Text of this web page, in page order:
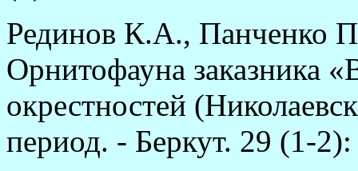
Рединов К.А., Панченко
Орнитофауна заказника
окрестностей
период. - Беркут. 29 (1-